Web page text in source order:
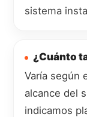
sistema
¿Cuánto
Varía según
alcance del
indicamos